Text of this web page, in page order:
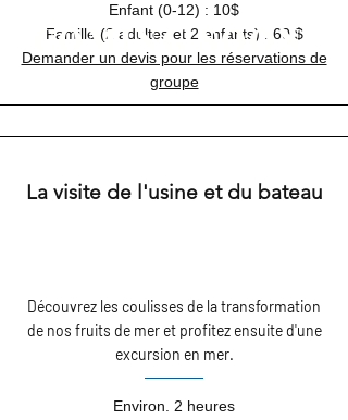
Enfant (0-12) : 10$
Famille (2 adultes et 2 enfants) : 60 $
Demander un devis pour les réservations de
groupe
La visite de l'usine et du bateau
Découvrez les coulisses de la transformation
de nos fruits de mer et profitez ensuite d'une
excursion en mer.
Environ. 2 heures
COMING SOON